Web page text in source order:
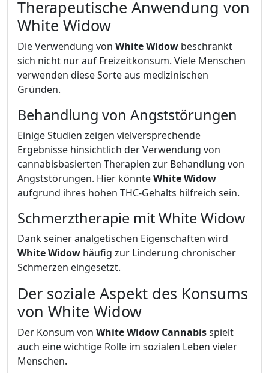
Therapeutische Anwendung von
White Widow
Die Verwendung von White Widow beschränkt
sich nicht nur auf Freizeitkonsum. Viele Menschen
verwenden diese Sorte aus medizinischen
Gründen.
Behandlung von Angststörungen
Einige Studien zeigen vielversprechende
Ergebnisse hinsichtlich der Verwendung von
cannabisbasierten Therapien zur Behandlung von
Angststörungen. Hier könnteWhite Widow
aufgrund ihres hohen THC-Gehalts hilfreich sein.
Schmerztherapie mit White Widow
Dank seiner analgetischen Eigenschaften wird
White Widow häufig zur Linderung chronischer
Schmerzen eingesetzt.
Der soziale Aspekt des Konsums
von White Widow
Der Konsum von White Widow Cannabisspielt
auch eine wichtige Rolle im sozialen Leben vieler
Menschen.